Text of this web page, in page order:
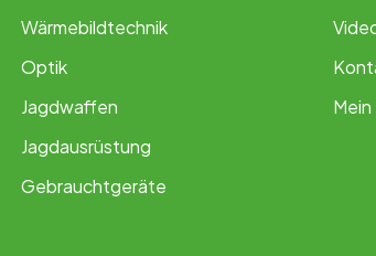
Wärmebildtechnik
Optik
Jagdwaffen
Jagdausrüstung
Gebrauchtgeräte